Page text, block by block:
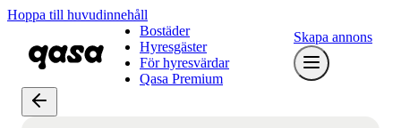
Hoppa till huvudinnehåll
Bostäder
Hyresgäster
För hyresvärdar
Qasa Premium
Skapa annons